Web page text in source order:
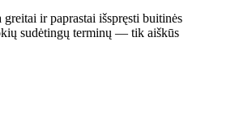
greitai ir paprastai išspręsti buitinės
sudėtingų terminų — tik aiškūs